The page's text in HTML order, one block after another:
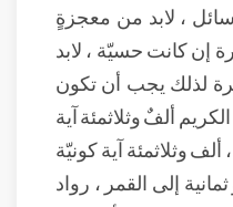
، لابد من معجزةٍ
إن كانت حسيّة ، لابد
لذلك يجب أن تكون
ألفٌ وثلاثمئة آية
وثلاثمئة آية كونيّة
إلى القمر ، رواد